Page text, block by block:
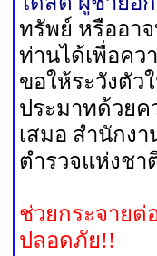
ทรัพย์ หรืออา
ท่านได้เพื่อค
ขอให้ระวังตัว
ประมาทด้วยค
เสมอ สำนักง
ตำรวจแห่งชา
ช่วยกระจายต่
ปลอดภัย!!